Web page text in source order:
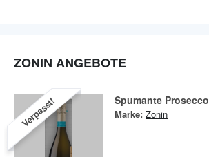
ZONIN ANGEBOTE
Verpasst! Spumante Prosecco
Marke: Zonin